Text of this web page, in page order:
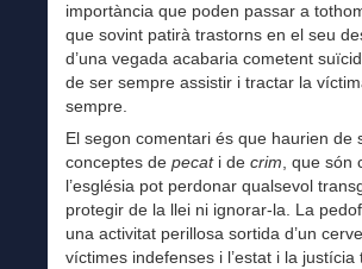
importància que poden passar a
que sovint patirà trastorns en el seu
d’una vegada acabaria cometent
de ser sempre assistir i tractar la
sempre.
El segon comentari és que haurien de
conceptes de pecati de crim , que
l’església pot perdonar qualsevol
protegir de la llei ni ignorar-la. La
una activitat perillosa sortida d’un
víctimes indefenses i l’estat i la